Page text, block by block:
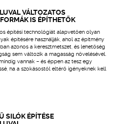
VÁLTOZATOS
IS ÉPÍTHETŐK
építési technológiát alapvetően olyan
építésére használják, ahol az építmény
azonos a keresztmetszet, és lehetőség
sem változik a magasság növelésével.
vannak – és éppen az tesz egy
ha a szokásostól eltérő igényeknek kell
SILÓK ÉPÍTÉSE